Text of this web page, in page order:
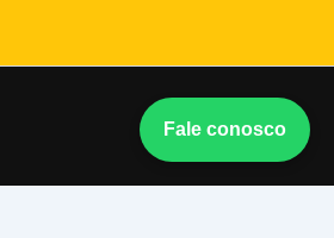
Fale conosco